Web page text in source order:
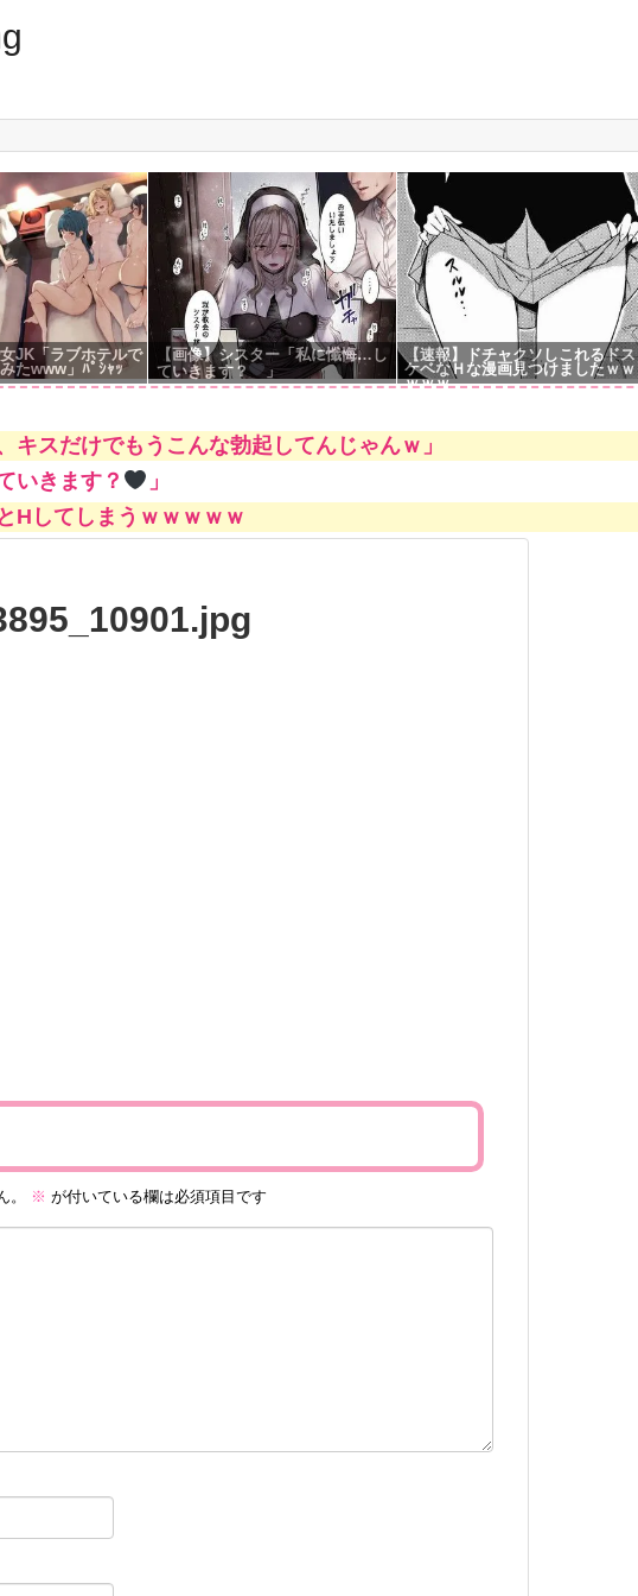
JK「ラブホテルで
たwww」ﾊﾟｼｬｯ
【画像】シスター「私に懺悔…し
ていきます？
」
【速報】ドチャクソしこれるドス
ケベなＨな漫画見つけましたｗｗ
ｗｗｗ
キスだけでもうこんな勃起してんじゃんｗ」
いきます？
」
Hしてしまうｗｗｗｗｗ
※ が付いている欄は必須項目です